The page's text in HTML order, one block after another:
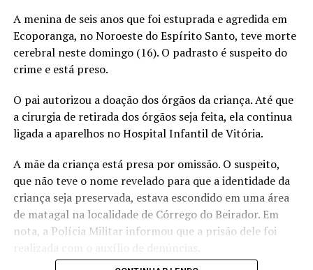
A menina de seis anos que foi estuprada e agredida em
Ecoporanga, no Noroeste do Espírito Santo, teve morte
cerebral neste domingo (16). O padrasto é suspeito do
crime e está preso.
O pai autorizou a doação dos órgãos da criança. Até que
a cirurgia de retirada dos órgãos seja feita, ela continua
ligada a aparelhos no Hospital Infantil de Vitória.
A mãe da criança está presa por omissão. O suspeito,
que não teve o nome revelado para que a identidade da
criança seja preservada, estava escondido em uma área
de matagal na localidade de Córrego do Beirador. Em
nota, a Polícia Militar informou que a prisão dele foi